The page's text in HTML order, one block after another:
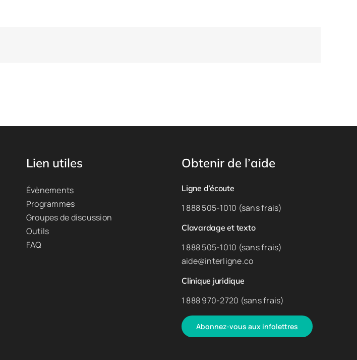
Lien utiles
Évènements
Programmes
Groupes de discussion
Outils
FAQ
Obtenir de l’aide
Ligne d’écoute
1 888 505-1010 (sans frais)
Clavardage et texto
1 888 505-1010 (sans frais)
aide@interligne.co
Clinique juridique
1 888 970-2720 (sans frais)
Abonnez-vous aux infolettres